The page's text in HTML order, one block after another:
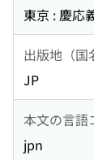
東京 : 慶応
出版地（国
JP
本文の言語
jpn